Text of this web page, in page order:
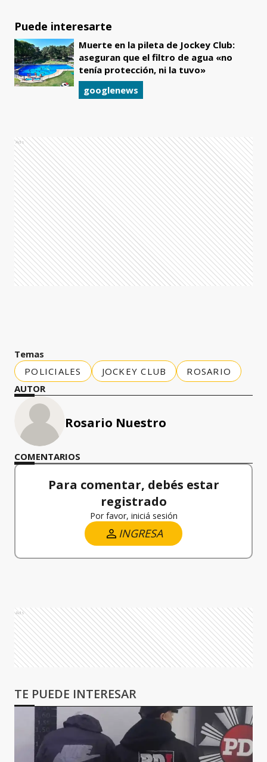
Puede interesarte
Muerte en la pileta de Jockey Club:
aseguran que el filtro de agua «no
tenía protección, ni la tuvo»
googlenews
Ads
Temas
POLICIALES
JOCKEY CLUB
ROSARIO
AUTOR
Rosario Nuestro
COMENTARIOS
Para comentar, debés estar
registrado
Por favor, iniciá sesión
INGRESA
Ads
TE PUEDE INTERESAR